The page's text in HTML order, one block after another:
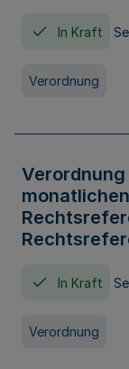
In Kraft
Verordnung
In Kraft
Verordnung